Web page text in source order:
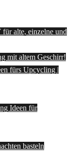
alte, einzelne und
mit altem Geschirr!
fürs Upcycling |
Ideen für
basteln